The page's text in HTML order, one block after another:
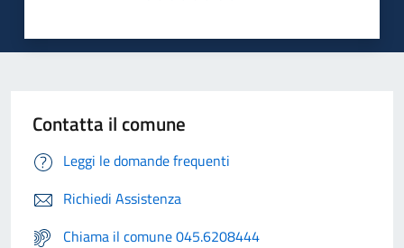
Contatta il comune
Leggi le domande frequenti
Richiedi Assistenza
Chiama il comune 045.6208444